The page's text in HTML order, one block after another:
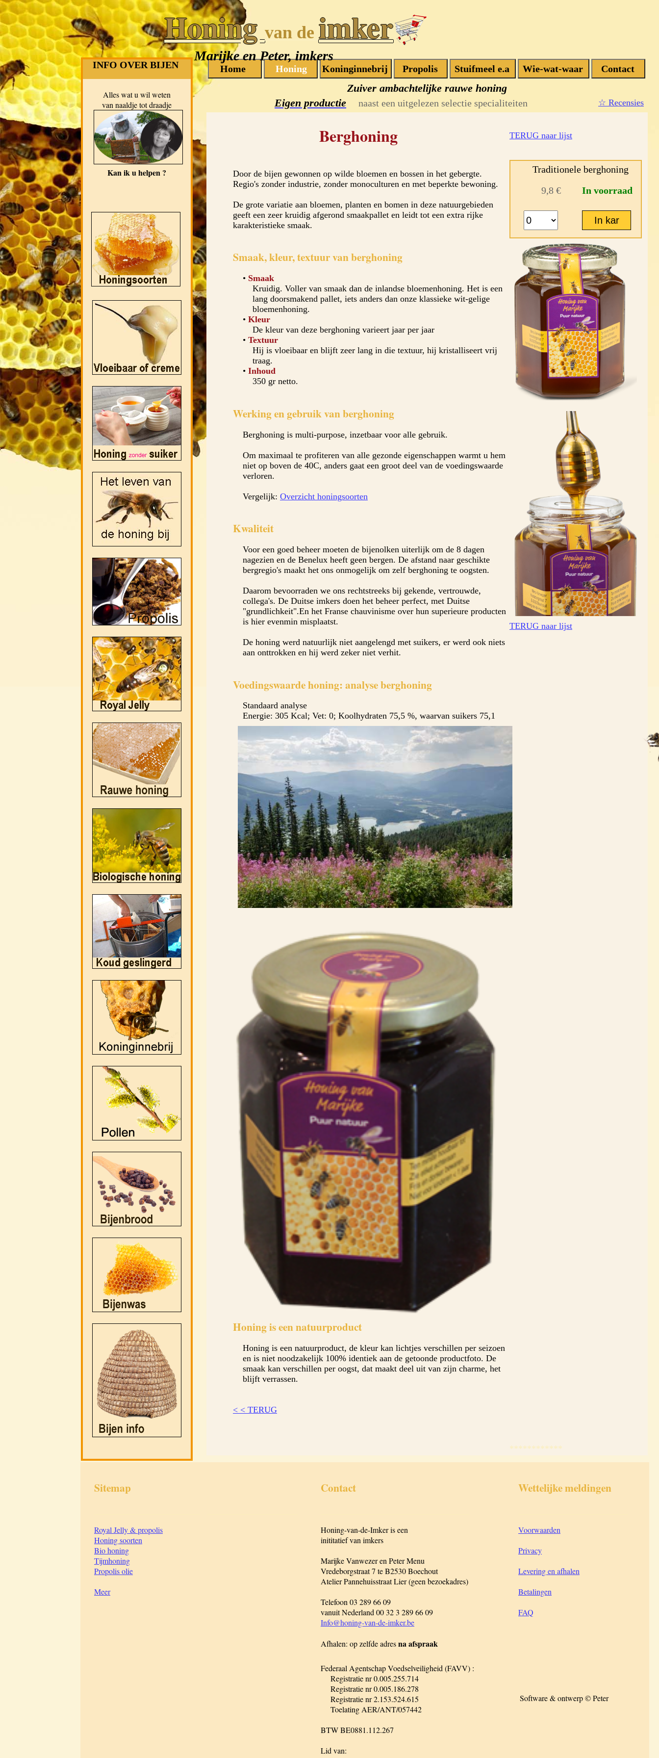
Honing van de imker
Marijke en Peter, imkers
INFO OVER BIJEN
Alles wat u wil weten
van naaldje tot draadje
Kan ik u helpen ?
Zuiver ambachtelijke rauwe honing
Eigen productie
naast een uitgelezen selectie specialiteiten ☆ Recensies
Berghoning TERUG naar lijst
Door de bijen gewonnen op wilde bloemen en bossen in het gebergte.
Regio's zonder industrie, zonder monoculturen en met beperkte bewoning.
De grote variatie aan bloemen, planten en bomen in deze natuurgebieden
geeft een zeer kruidig afgerond smaakpallet en leidt tot een extra rijke
karakteristieke smaak.
Smaak, kleur, textuur van berghoning
• Smaak
Kruidig. Voller van smaak dan de inlandse bloemenhoning. Het is een
lang doorsmakend pallet, iets anders dan onze klassieke wit-gelige
bloemenhoning.
• Kleur
De kleur van deze berghoning varieert jaar per jaar
• Textuur
Hij is vloeibaar en blijft zeer lang in die textuur, hij kristalliseert vrij
traag.
• Inhoud
350 gr netto.
Werking en gebruik van berghoning
Berghoning is multi-purpose, inzetbaar voor alle gebruik.
Om maximaal te profiteren van alle gezonde eigenschappen warmt u hem
niet op boven de 40C, anders gaat een groot deel van de voedingswaarde
verloren.
Vergelijk: Overzicht honingsoorten
Kwaliteit
Voor een goed beheer moeten de bijenolken uiterlijk om de 8 dagen
nagezien en de Benelux heeft geen bergen. De afstand naar geschikte
bergregio's maakt het ons onmogelijk om zelf berghoning te oogsten.
Daarom bevoorraden we ons rechtstreeks bij gekende, vertrouwde,
collega's. De Duitse imkers doen het beheer perfect, met Duitse
"grundlichkeit".En het Franse chauvinisme over hun superieure producten
is hier evenmin misplaatst.
De honing werd natuurlijk niet aangelengd met suikers, er werd ook niets
aan onttrokken en hij werd zeker niet verhit.
Voedingswaarde honing: analyse berghoning
Standaard analyse
Energie: 305 Kcal; Vet: 0; Koolhydraten 75,5 %, waarvan suikers 75,1
Honing is een natuurproduct
Honing is een natuurproduct, de kleur kan lichtjes verschillen per seizoen
en is niet noodzakelijk 100% identiek aan de getoonde productfoto. De
smaak kan verschillen per oogst, dat maakt deel uit van zijn charme, het
blijft verrassen.
< < TERUG
Traditionele berghoning
9,8 €
In voorraad
TERUG naar lijst
************
Sitemap Contact Wettelijke meldingen
Royal Jelly & propolis
Honing soorten
Bio honing
Tijmhoning
Propolis olie
Meer
Honing-van-de-Imker is een
inititatief van imkers
Marijke Vanwezer en Peter Menu
Vredeborgstraat 7 te B2530 Boechout
Atelier Pannehuisstraat Lier (geen bezoekadres)
Telefoon 03 289 66 09
vanuit Nederland 00 32 3 289 66 09
Info@honing-van-de-imker.be
Afhalen: op zelfde adresna afspraak
Voorwaarden
Privacy
Levering en afhalen
Betalingen
FAQ
Federaal Agentschap Voedselveiligheid (FAVV) :
Registratie nr 0.005.255.714
Registratie nr 0.005.186.278
Registratie nr 2.153.524.615
Toelating AER/ANT/057442
BTW BE0881.112.267
Lid van:
Software & ontwerp © Peter